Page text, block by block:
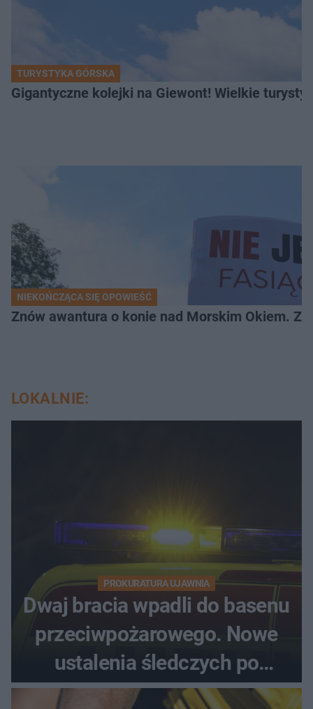
TURYSTYKA GÓRSKA
Gigantyczne kolejki na Giewont! Wielkie
NIEKOŃCZĄCA SIĘ OPOWIEŚĆ
Znów awantura o konie nad Morskim Okiem.
LOKALNIE:
PROKURATURA UJAWNIA
Dwaj bracia wpadli do basenu
przeciwpożarowego. Nowe
ustalenia śledczych po
dramatycznej akcji